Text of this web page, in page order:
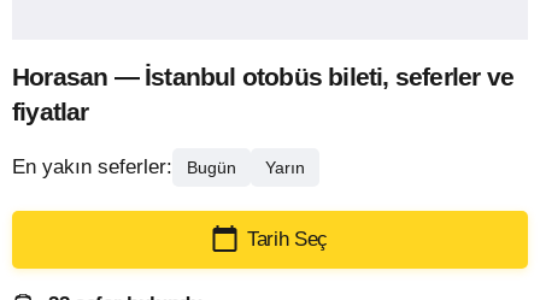
Horasan — İstanbul otobüs bileti, seferler ve
fiyatlar
En yakın seferler: Bugün Yarın
Tarih Seç